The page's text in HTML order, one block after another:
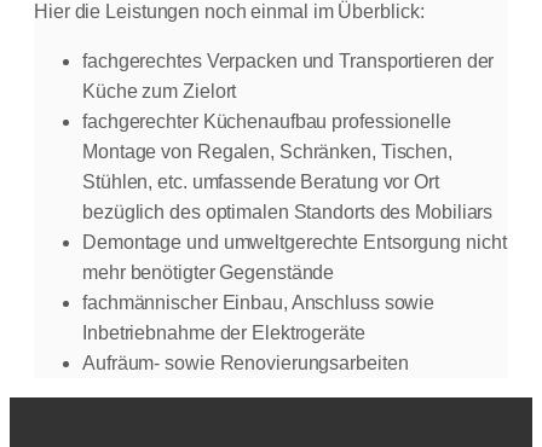
Hier die Leistungen noch einmal im Überblick:
fachgerechtes Verpacken und Transportieren der
Küche zum Zielort
fachgerechter Küchenaufbau professionelle
Montage von Regalen, Schränken, Tischen,
Stühlen, etc. umfassende Beratung vor Ort
bezüglich des optimalen Standorts des Mobiliars
Demontage und umweltgerechte Entsorgung nicht
mehr benötigter Gegenstände
fachmännischer Einbau, Anschluss sowie
Inbetriebnahme der Elektrogeräte
Aufräum- sowie Renovierungsarbeiten